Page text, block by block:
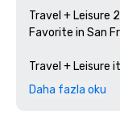
Travel + Leisure
Favorite in San
Travel + Leisure
The World)
Daha fazla oku